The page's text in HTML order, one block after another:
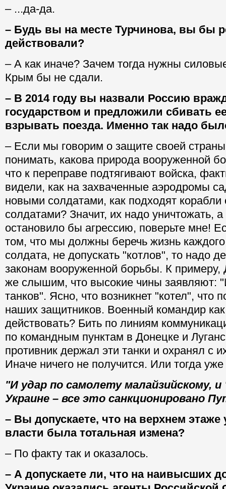
– ...да-да.
– Будь вы на месте Турчинова, вы бы
действовали?
– А как иначе? Зачем тогда нужны
Крым бы не сдали.
– В 2014 году вы назвали Россию
государством и предложили сбивать
взрывать поезда. Именно так надо
– Если мы говорим о защите своей
понимать, какова природа вооруженной
что к переправе подтягивают войска,
видели, как на захваченные аэродромы
новыми солдатами, как подходят
солдатами? Значит, их надо уничтожать,
остановило бы агрессию, поверьте мне!
том, что мы должны беречь жизнь каждого
солдата, не допускать "котлов", то надо
законам вооруженной борьбы. К
же слышим, что высокие чины заявляют:
танков". Ясно, что возникнет "котел", что
наших защитников. Военный командир
действовать? Бить по линиям
по командным пунктам в Донецке и
противник держал эти танки и охранял с
Иначе ничего не получится. Или тогда уже
"И удар по самолету малайзийскому,
Украине – все это санкционировано
– Вы допускаете, что на верхнем этаже
власти была тотальная измена?
– По факту так и оказалось.
– А допускаете ли, что на наивысших